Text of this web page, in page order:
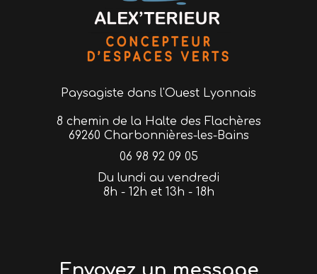
Paysagiste dans l'Ouest Lyonnais
8 chemin de la Halte des Flachères
69260 Charbonnières-les-Bains
06 98 92 09 05
Du lundi au vendredi
8h - 12h et 13h - 18h